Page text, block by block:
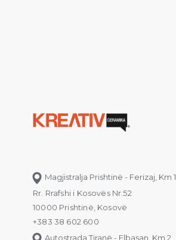
Magjistralja Prishtinë - Ferizaj, Km 1
Rr. Rrafshi i Kosovës Nr.52
10000 Prishtinë, Kosovë
+383 38 602 600
Autostrada Tiranë - Elbasan, Km 2